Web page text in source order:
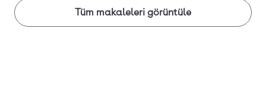
Tüm makaleleri görüntüle